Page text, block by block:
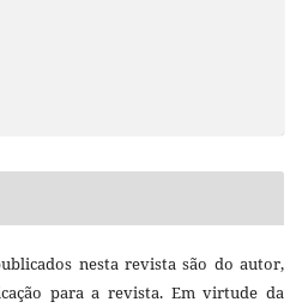
nesta revista são do autor,
para a revista. Em virtude da